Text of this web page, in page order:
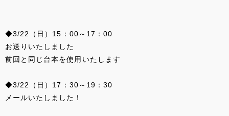
◆3/22（日）15：00～17：00
お送りいたしました
前回と同じ台本を使用いたします
◆3/22（日）17：30～19：30
メールいたしました！